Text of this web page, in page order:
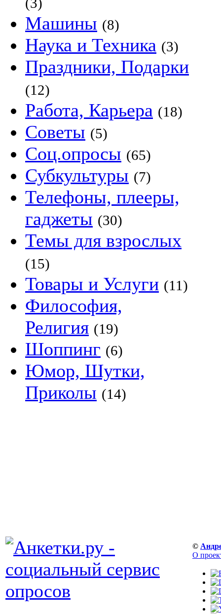
Машины (8)
Наука и Техника (3)
Праздники, Подарки
(12)
Работа, Карьера (18)
Советы (5)
Соц.опросы (65)
Субкультуры (7)
Телефоны, плееры,
гаджеты (30)
Темы для взрослых
(15)
Товары и Услуги (11)
Философия,
Религия (19)
Шоппинг (6)
Юмор, Шутки,
Приколы (14)
©
О